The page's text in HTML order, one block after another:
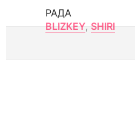
РАДА
BLIZKEY, SHIRI